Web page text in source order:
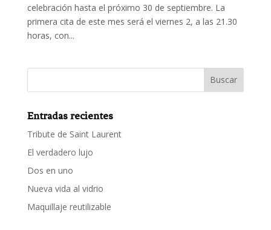
celebración hasta el próximo 30 de septiembre. La
primera cita de este mes será el viernes 2, a las 21.30
horas, con...
Entradas recientes
Tribute de Saint Laurent
El verdadero lujo
Dos en uno
Nueva vida al vidrio
Maquillaje reutilizable